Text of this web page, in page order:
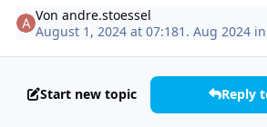
Vonandre.stoessel
August 1, 2024 at 07:181. Aug 2024 in
Start new topic Reply